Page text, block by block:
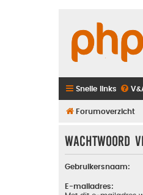
Snelle links
Forumoverzicht
Wachtwoord
Gebruikersnaam:
E-mailadres: